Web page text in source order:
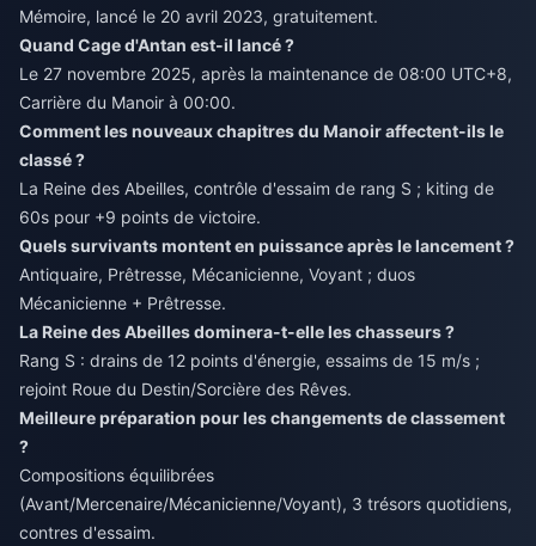
Mémoire, lancé le 20 avril 2023, gratuitement.
Quand Cage d'Antan est-il lancé ?
Le 27 novembre 2025, après la maintenance de 08:00 UTC+8,
Carrière du Manoir à 00:00.
Comment les nouveaux chapitres du Manoir affectent-ils le
classé ?
La Reine des Abeilles, contrôle d'essaim de rang S ; kiting de
60s pour +9 points de victoire.
Quels survivants montent en puissance après le lancement ?
Antiquaire, Prêtresse, Mécanicienne, Voyant ; duos
Mécanicienne + Prêtresse.
La Reine des Abeilles dominera-t-elle les chasseurs ?
Rang S : drains de 12 points d'énergie, essaims de 15 m/s ;
rejoint Roue du Destin/Sorcière des Rêves.
Meilleure préparation pour les changements de classement
?
Compositions équilibrées
(Avant/Mercenaire/Mécanicienne/Voyant), 3 trésors quotidiens,
contres d'essaim.